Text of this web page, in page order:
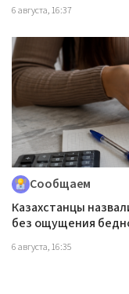
6 августа, 16:37
Сообщаем
Казахстанцы
без ощущения
6 августа, 16:35